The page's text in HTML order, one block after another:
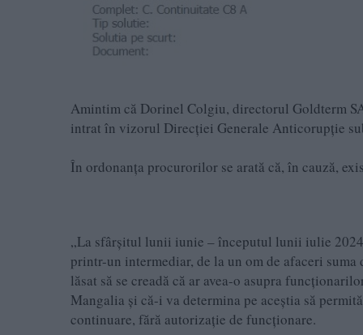
Amintim că Dorinel Colgiu, directorul Goldterm
intrat în vizorul Direcției Generale Anticorupție
În ordonanța procurorilor se arată că, în cauză,
„La sfârșitul lunii iunie – începutul lunii iulie
printr-un intermediar, de la un om de afaceri
lăsat să se creadă că ar avea-o asupra
Mangalia și că-i va determina pe aceștia să
continuare, fără autorizație de funcționare.